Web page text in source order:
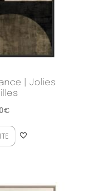
| Jolies
€